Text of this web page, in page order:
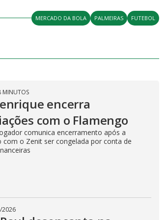
MERCADO DA BOLA PALMEIRAS FUTEBOL
MINUTOS
encerra
com o Flamengo
comunica encerramento após a
com o Zenit ser congelada por conta de
2026